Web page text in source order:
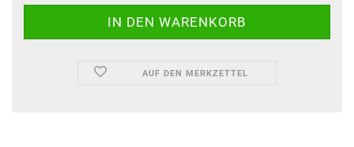
AUF DEN MERKZETTEL